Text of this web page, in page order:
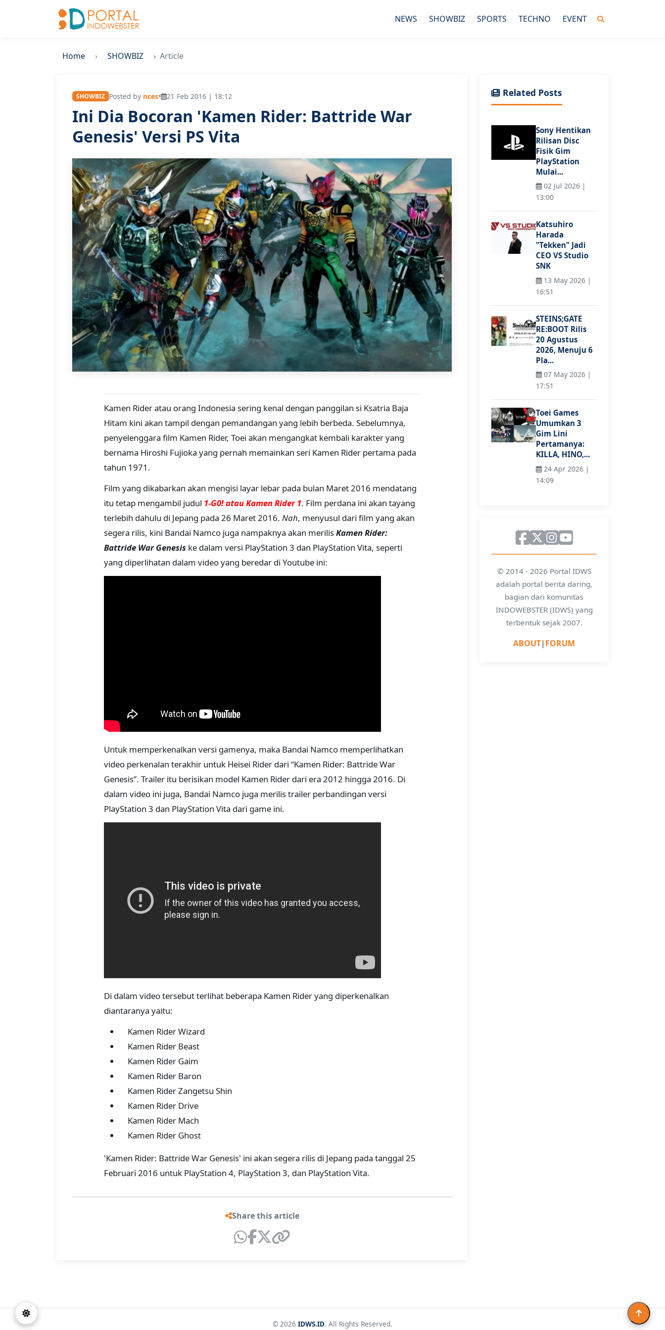
NEWS SHOWBIZ SPORTS TECHNO EVENT
Home SHOWBIZ Article
SHOWBIZ Posted by nces• 21 Feb 2016 | 18:12
Ini Dia Bocoran 'Kamen Rider: Battride War
Genesis' Versi PS Vita
Kamen Rider atau orang Indonesia sering kenal dengan panggilan si Ksatria Baja
Hitam kini akan tampil dengan pemandangan yang lebih berbeda. Sebelumnya,
penyelenggara film Kamen Rider, Toei akan mengangkat kembali karakter yang
bernama Hiroshi Fujioka yang pernah memainkan seri Kamen Rider pertama pada
tahun 1971.
Film yang dikabarkan akan mengisi layar lebar pada bulan Maret 2016 mendatang
itu tetap mengambil judul 1-G0! atau Kamen Rider 1. Film perdana ini akan tayang
terlebih dahulu di Jepang pada 26 Maret 2016. Nah, menyusul dari film yang akan
segera rilis, kini Bandai Namco juga nampaknya akan merilisKamen Rider:
Battride War Genesiske dalam versi PlayStation 3 dan PlayStation Vita, seperti
yang diperlihatan dalam video yang beredar di Youtube ini:
Untuk memperkenalkan versi gamenya, maka Bandai Namco memperlihatkan
video perkenalan terakhir untuk Heisei Rider dari “Kamen Rider: Battride War
Genesis”. Trailer itu berisikan model Kamen Rider dari era 2012 hingga 2016. Di
dalam video ini juga, Bandai Namco juga merilis trailer perbandingan versi
PlayStation 3 dan PlayStation Vita dari game ini.
Di dalam video tersebut terlihat beberapa Kamen Rider yang diperkenalkan
diantaranya yaitu:
Kamen Rider Wizard
Kamen Rider Beast
Kamen Rider Gaim
Kamen Rider Baron
Kamen Rider Zangetsu Shin
Kamen Rider Drive
Kamen Rider Mach
Kamen Rider Ghost
'Kamen Rider: Battride War Genesis' ini akan segera rilis di Jepang pada tanggal 25
Februari 2016 untuk PlayStation 4, PlayStation 3, dan PlayStation Vita.
Share this article
Related Posts
Sony Hentikan
Rilisan Disc
Fisik Gim
PlayStation
Mulai...
02 Jul 2026 |
13:00
Katsuhiro
Harada
"Tekken" Jadi
CEO VS Studio
SNK
13 May 2026 |
16:51
STEINS;GATE
RE:BOOT Rilis
20 Agustus
2026, Menuju 6
Pla...
07 May 2026 |
17:51
Toei Games
Umumkan 3
Gim Lini
Pertamanya:
KILLA, HINO,...
24 Apr 2026 |
14:09
© 2014 - 2026 Portal IDWS
adalah portal berita daring,
bagian dari komunitas
INDOWEBSTER (IDWS) yang
terbentuk sejak 2007.
ABOUT|FORUM
© 2026 IDWS.ID. All Rights Reserved.